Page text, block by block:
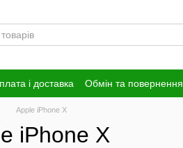
і доставка Обмін та повернення
Apple iPhone X
iPhone X